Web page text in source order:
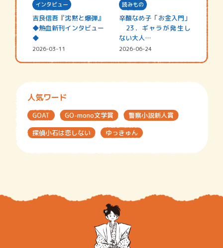
インタビュー
吉良信吾『沈黙と爆弾』
◆熱血新刊インタビュー
◆
2026-03-11
読みもの
辛酸なめ子「お金入門」
23．ギャラが発生し
ない大人…
2026-06-24
人気ワード
GOAT GO-mono文学賞
警察小説新人賞
探偵小石は恋しない
ゆっきゅん